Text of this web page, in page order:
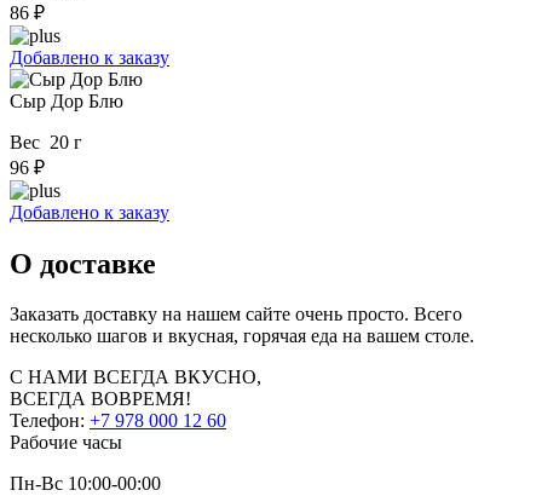
86 ₽
Добавлено к заказу
Сыр Дор Блю
Вес 20 г
96 ₽
Добавлено к заказу
О доставке
Заказать доставку на нашем сайте очень просто. Всего
несколько шагов и вкусная, горячая еда на вашем столе.
С НАМИ ВСЕГДА ВКУСНО,
ВСЕГДА ВОВРЕМЯ!
Телефон: +7 978 000 12 60
Рабочие часы
Пн-Вс 10:00-00:00